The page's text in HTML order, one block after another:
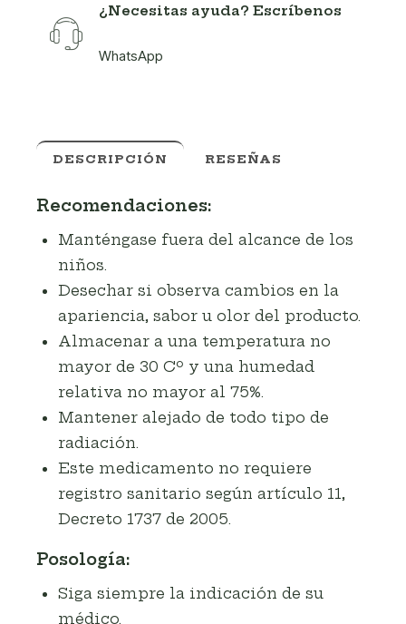
¿Necesitas ayuda? Escríbenos
WhatsApp
DESCRIPCIÓN RESEÑAS
Recomendaciones:
Manténgase fuera del alcance de los
niños.
Desechar si observa cambios en la
apariencia, sabor u olor del producto.
Almacenar a una temperatura no
mayor de 30 Cº y una humedad
relativa no mayor al 75%.
Mantener alejado de todo tipo de
radiación.
Este medicamento no requiere
registro sanitario según artículo 11,
Decreto 1737 de 2005.
Posología:
Siga siempre la indicación de su
médico.